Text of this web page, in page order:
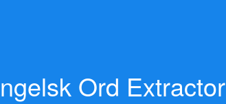
Ord Extractor